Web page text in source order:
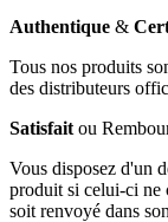
Authentique &
Tous nos produits
des distributeurs
Satisfait ou
Vous disposez d'un
produit si celui-ci ne
soit renvoyé dans